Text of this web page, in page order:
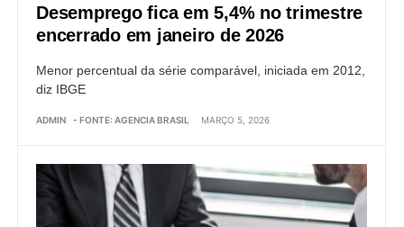
Desemprego fica em 5,4% no trimestre
encerrado em janeiro de 2026
Menor percentual da série comparável, iniciada em 2012,
diz IBGE
ADMIN - FONTE: AGENCIA BRASIL MARÇO 5, 2026